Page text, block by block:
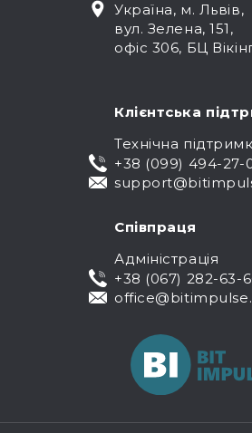
Україна, м. Львів,
вул. Зелена, 151,
офіс 306, БЦ
Клієнтська
Технічна
+38 (099) 494-27-
Співпраця
Адміністрація
+38 (067) 282-63-